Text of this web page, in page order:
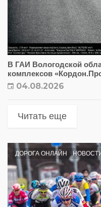
В ГАИ Вологодской
комплексов
04.08.2026
Читать еще
ДОРОГА ОНЛАЙН